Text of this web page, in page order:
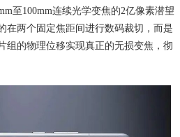
至100mm连续光学变焦的2亿像素潜望
在两个固定焦距间进行数码裁切，而是
组的物理位移实现真正的无损变焦，彻